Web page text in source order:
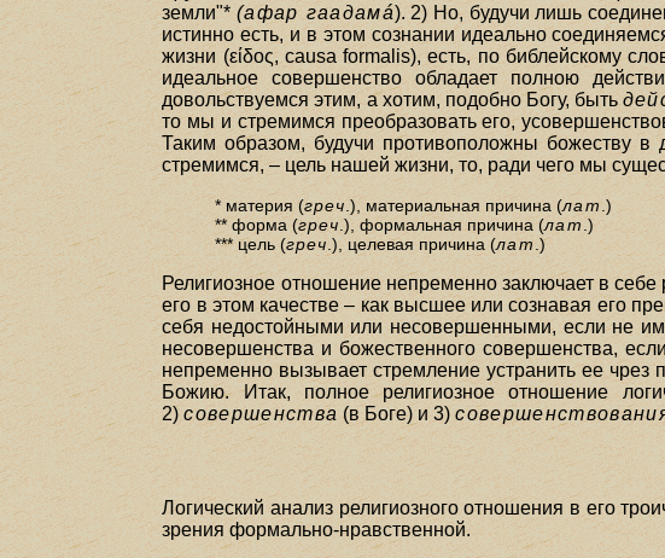
земли"* (афар гаадамá). 2) Но, будучи лишь
истинно есть, и в этом сознании идеально
жизни (είδος, causa formalis), есть, по библейскому
идеальное совершенство обладает полною
довольствуемся этим, а хотим, подобно Богу, быть
то мы и стремимся преобразовать его,
Таким образом, будучи противоположны божеству
стремимся, – цель нашей жизни, то, ради чего мы
* материя (греч .), материальная причина (лат.)
** форма (греч .), формальная причина (лат .)
*** цель (греч .), целевая причина (лат .)
Религиозное отношение непременно заключает в
его в этом качестве – как высшее или сознавая его
себя недостойными или несовершенными, если не
несовершенства и божественного совершенства,
непременно вызывает стремление устранить ее
Божию. Итак, полное религиозное отношение
2)совершенства(в Боге) и 3)
Логический анализ религиозного отношения в его
зрения формально-нравственной.